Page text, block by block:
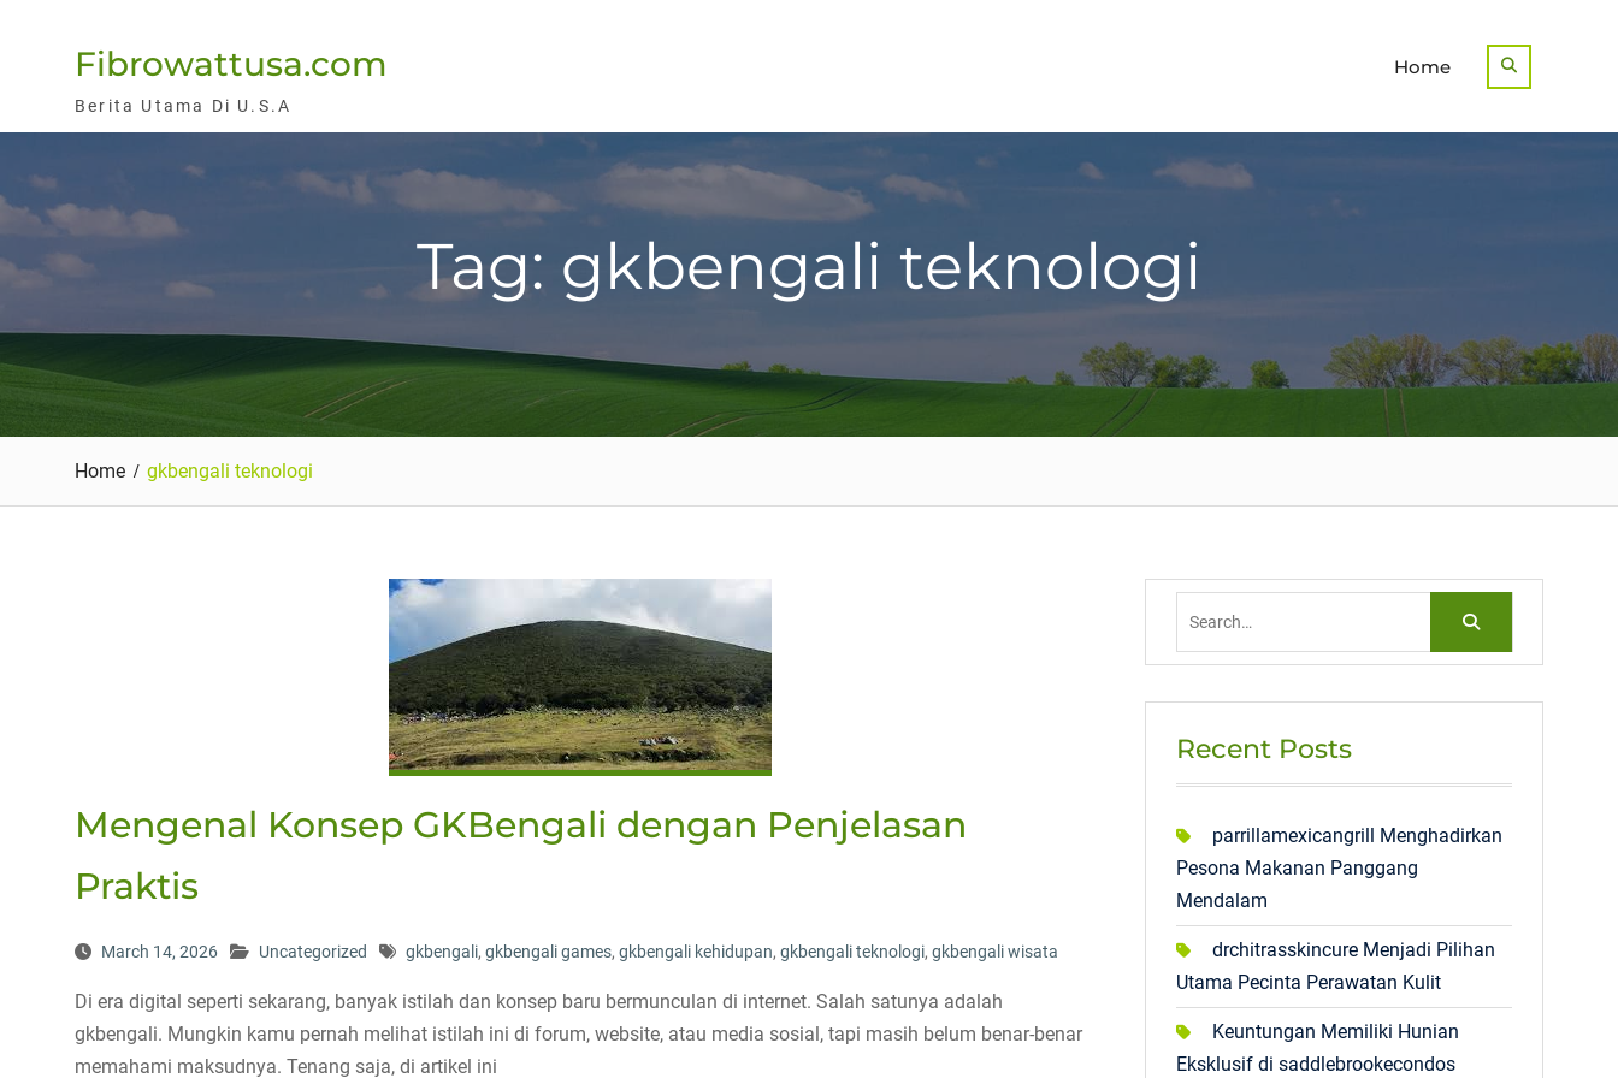
Fibrowattusa.com
Berita Utama Di U.S.A
Home
Tag: gkbengali teknologi
Home gkbengali teknologi
Mengenal Konsep GKBengali dengan Penjelasan
Praktis
March 14, 2026 Uncategorized gkbengali, gkbengali games, gkbengali kehidupan, gkbengali teknologi, gkbengali wisata
Di era digital seperti sekarang, banyak istilah dan konsep baru bermunculan di internet. Salah satunya adalah
gkbengali. Mungkin kamu pernah melihat istilah ini di forum, website, atau media sosial, tapi masih belum benar-benar
memahami maksudnya. Tenang saja, di artikel ini
Recent Posts
parrillamexicangrill Menghadirkan
Pesona Makanan Panggang
Mendalam
drchitrasskincure Menjadi Pilihan
Utama Pecinta Perawatan Kulit
Keuntungan Memiliki Hunian
Eksklusif di saddlebrookecondos